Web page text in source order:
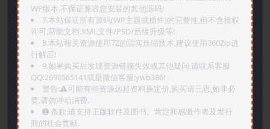
WP版本.不保证兼容您安装的其他源码!
7.本站保证所有源码(WP主题或插件)的完整性,但不含授权
许可.帮助文档.XML文件/PSD/后续升级等!
8.本站相关资源使用7Z的固实压缩技术,建议使用360Zip进
行解压!
9.如果购买后发现资源链接失效或其他疑问,请联系客服
QQ:2690565141或是微信客服:ywb386!
警告:⚠️可能有些资源远超资料原定价,购买请三思,如非必
要,请勿冲动消费.
➊️ 条款:请支持正版软件及图书。肯定和感激作者及发行
商的社会贡献.